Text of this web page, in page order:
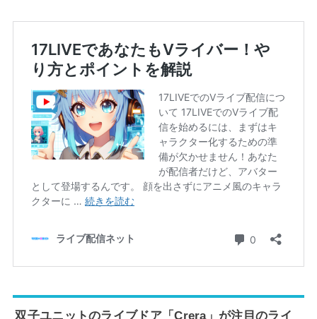
双子ユニットのライブドア「Crera」が注目のライ